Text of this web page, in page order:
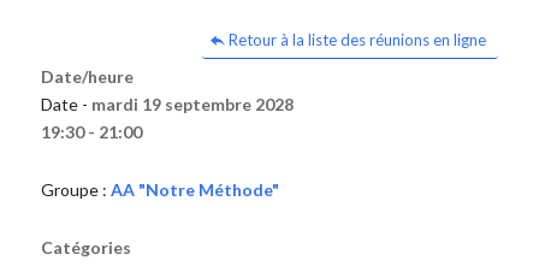
Retour à la liste des réunions en ligne
Date/heure
Date - mardi 19 septembre 2028
19:30 - 21:00
Groupe : AA "Notre Méthode"
Catégories